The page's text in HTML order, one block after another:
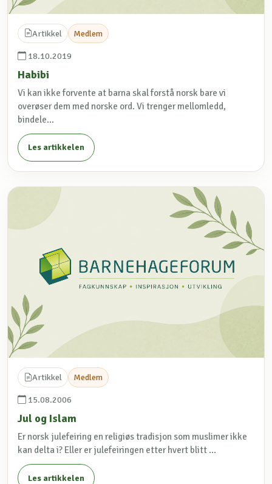
Artikkel Medlem
18.10.2019
Habibi
Vi kan ikke forvente at barna skal forstå norsk bare vi
overøser dem med norske ord. Vi trenger mellomledd,
bindele...
Les artikkelen
Artikkel Medlem
15.08.2006
Jul og Islam
Er norsk julefeiring en religiøs tradisjon som muslimer ikke
kan delta i? Eller er julefeiringen etter hvert blitt ...
Les artikkelen